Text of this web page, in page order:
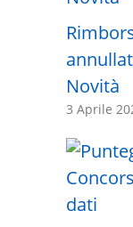
Novità
3 Aprile